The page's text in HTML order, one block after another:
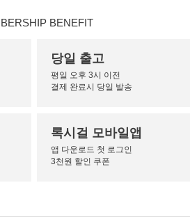
BENEFIT
당일 출고
평일 오후 3시 이전
결제 완료시 당일 발송
록시걸 모바일앱
앱 다운로드 첫 로그인
3천원 할인 쿠폰